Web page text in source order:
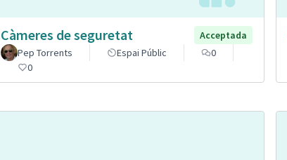
Càmeres de seguretat
Acceptada
Pep Torrents
Espai Públic
0
0